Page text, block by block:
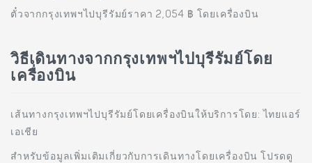
ตั๋วจากกรุงเทพฯไปบุรีรัมย์ราคา 2,054 ฿ โดยเครื่องบิน
วิธีเดินทางจากกรุงเทพฯไปบุรีรัมย์โดย
เครื่องบิน
เส้นทางกรุงเทพฯไปบุรีรัมย์โดยเครื่องบินให้บริการโดย: ไทยแอร์
เอเชีย
สำหรับข้อมูลเพิ่มเติมเกี่ยวกับการเดินทางโดยเครื่องบิน โปรดดู